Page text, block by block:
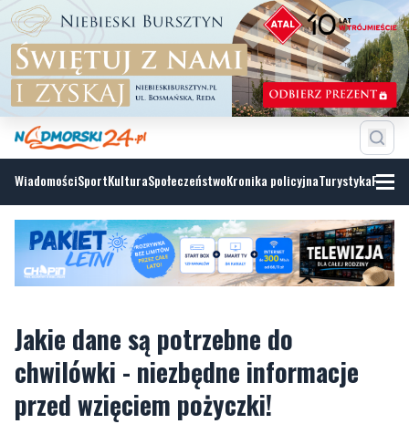
WiadomościSportKulturaSpołeczeństwoKronika policyjnaTurystyka
Jakie dane są potrzebne do
chwilówki - niezbędne informacje
przed wzięciem pożyczki!